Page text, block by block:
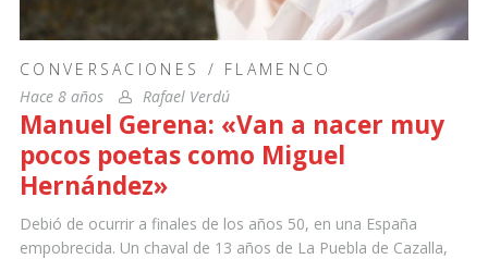
CONVERSACIONES / FLAMENCO
Hace 8 años
Rafael Verdú
Manuel Gerena: «Van a nacer muy
pocos poetas como Miguel
Hernández»
Debió de ocurrir a finales de los años 50, en una España
empobrecida. Un chaval de 13 años de La Puebla de Cazalla,